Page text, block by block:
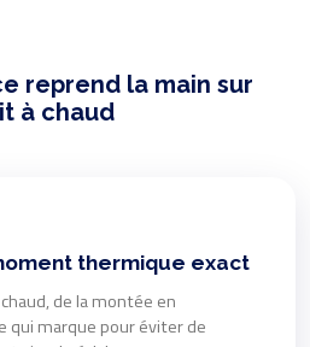
reprend la main sur
à chaud
thermique exact
de la montée en
qui marque pour éviter de